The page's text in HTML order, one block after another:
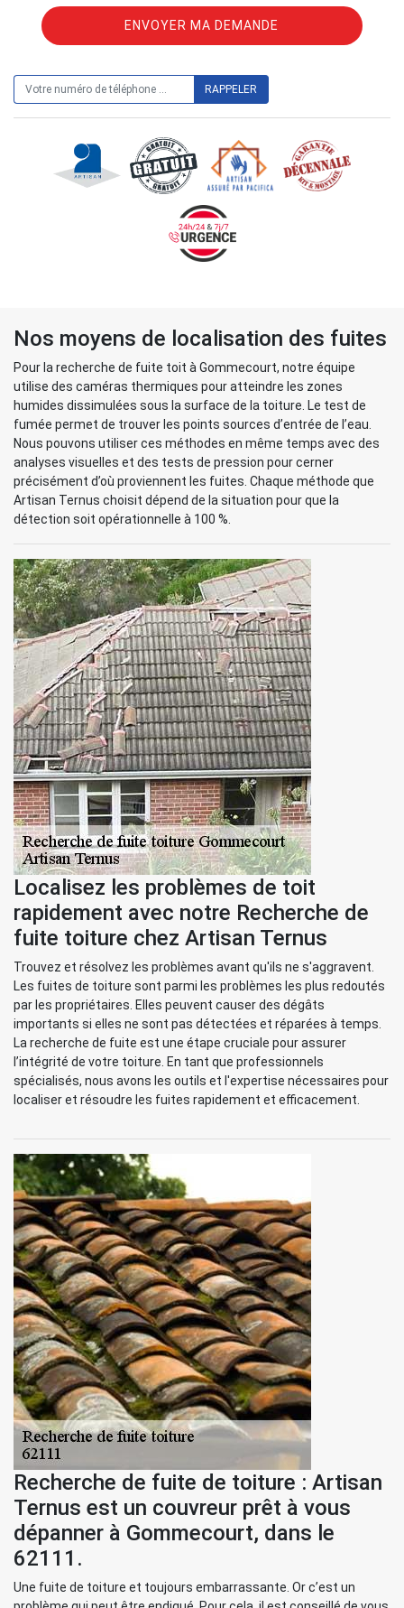
Nos moyens de localisation des fuites
Pour la recherche de fuite toit à Gommecourt, notre équipe
utilise des caméras thermiques pour atteindre les zones
humides dissimulées sous la surface de la toiture. Le test de
fumée permet de trouver les points sources d’entrée de l’eau.
Nous pouvons utiliser ces méthodes en même temps avec des
analyses visuelles et des tests de pression pour cerner
précisément d’où proviennent les fuites. Chaque méthode que
Artisan Ternus choisit dépend de la situation pour que la
détection soit opérationnelle à 100 %.
Localisez les problèmes de toit
rapidement avec notre Recherche de
fuite toiture chez Artisan Ternus
Trouvez et résolvez les problèmes avant qu'ils ne s'aggravent.
Les fuites de toiture sont parmi les problèmes les plus redoutés
par les propriétaires. Elles peuvent causer des dégâts
importants si elles ne sont pas détectées et réparées à temps.
La recherche de fuite est une étape cruciale pour assurer
l’intégrité de votre toiture. En tant que professionnels
spécialisés, nous avons les outils et l'expertise nécessaires pour
localiser et résoudre les fuites rapidement et efficacement.
Recherche de fuite de toiture : Artisan
Ternus est un couvreur prêt à vous
dépanner à Gommecourt, dans le
62111.
Une fuite de toiture et toujours embarrassante. Or c’est un